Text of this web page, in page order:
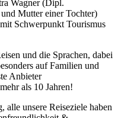
Wagner (Dipl.
Mutter einer Tochter)
Schwerpunkt Tourismus
und die Sprachen, dabei
auf Familien und
Anbieter
als 10 Jahren!
unsere Reiseziele haben